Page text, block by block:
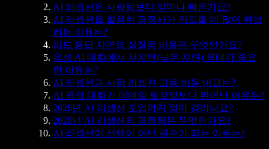
AI 리셉션은 사람팀보다 얼마나 빠른가요?
AI 리셉션을 활용한 경쟁사가 리드를 더 많이 확보
하는 이유는?
리드 응답 지연의 실질적 비용은 무엇인가요?
음성 AI 대화에서 저지연(낮은 지연) 응대가 중요
한 이유는?
AI 리셉션과 사람 리셉션 고용 비용 비교는?
AI 음성 대화가 이메일 팔로업보다 뛰어난 이유는?
2026년 AI 리셉션 도입까지 얼마 걸리나요?
2026년 AI 리셉션의 경쟁력은 무엇인가요?
AI 리셉션이 선택이 아닌 필수가 되는 이유는?